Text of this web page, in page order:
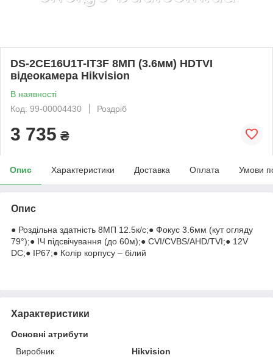
DS-2CE16U1T-IT3F 8МП (3.6мм) HDTVI
відеокамера Hikvision
В наявності
Код: 99-00004430
Роздріб
3 735 ₴
Опис Характеристики Доставка Оплата Умови
Опис
● Роздільна здатність 8МП 12.5к/с;● Фокус 3.6мм (кут огляду
79°);● ІЧ підсвічування (до 60м);● CVI/CVBS/AHD/TVI;● 12V
DC;● IP67;● Колір корпусу – білий
Характеристики
Основні атрибути
Виробник
Hikvision